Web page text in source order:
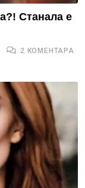
Станала е
2 КОМЕНТАРА